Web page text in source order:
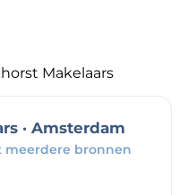
Makelaars